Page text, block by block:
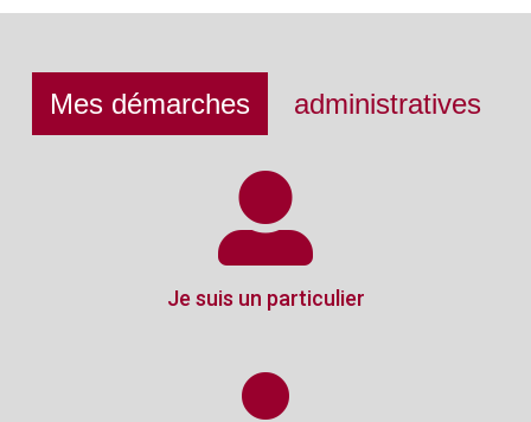
Mes démarches administratives
Je suis un particulier